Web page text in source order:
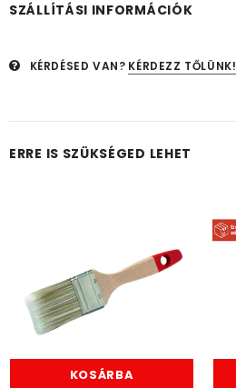
SZÁLLÍTÁSI INFORMÁCIÓK
KÉRDÉSED VAN? KÉRDEZZ TŐLÜNK!
ERRE IS SZÜKSÉGED LEHET
KOSÁRBA